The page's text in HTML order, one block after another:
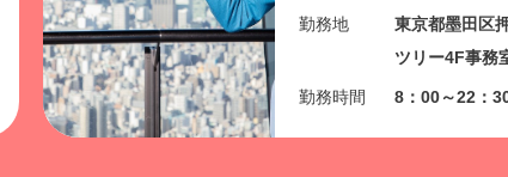
勤務地
東京都墨田区
ツリー4F事務
勤務時間 8：00～22：